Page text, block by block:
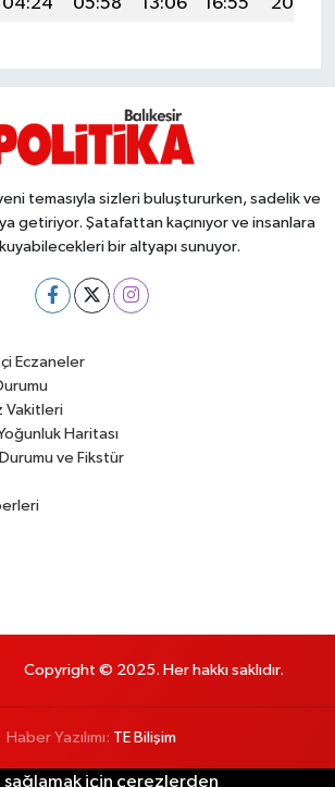
04:24 05:58 13:06 16:55 20:04
temasıyla sizleri buluştururken, sadelik ve
getiriyor. Şatafattan kaçınıyor ve insanlara
bir altyapı sunuyor.
Eczaneler
Vakitleri
Haritası
ve Fikstür
Copyright © 2025. Her hakkı saklıdır.
Haber Yazılımı: TE Bilişim
sağlamak için çerezlerden